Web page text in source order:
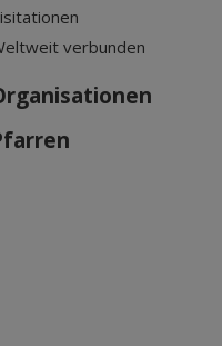
verbunden